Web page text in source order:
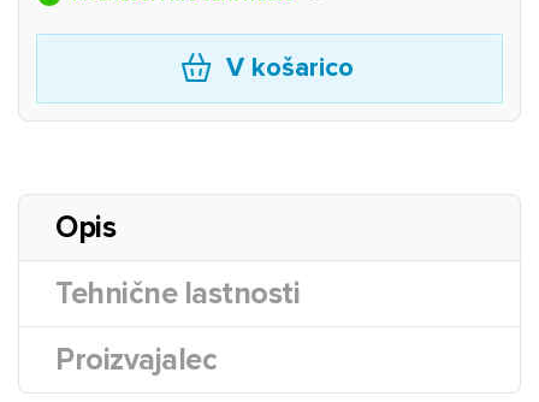
V košarico
Opis
Tehnične lastnosti
Proizvajalec